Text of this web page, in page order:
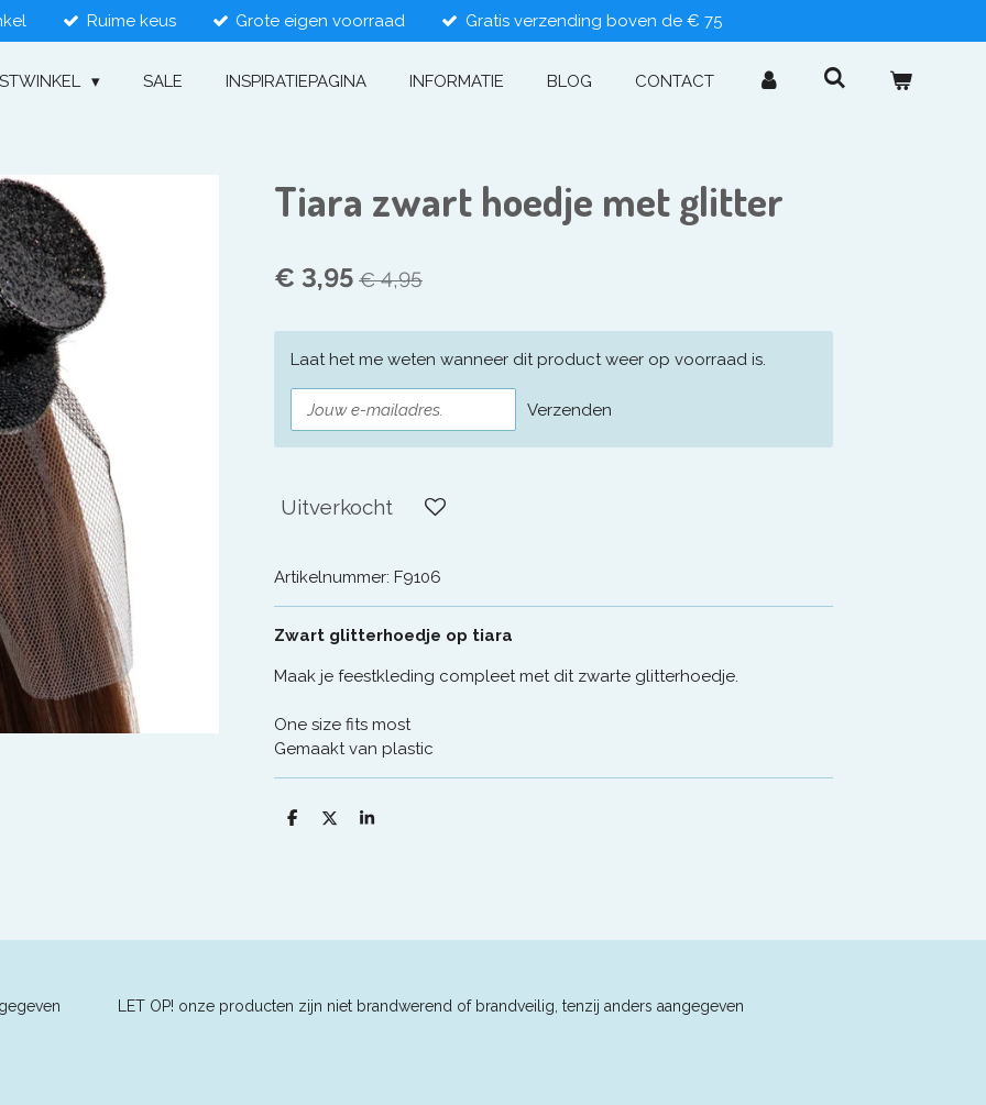
Ruime keus Grote eigen voorraad Gratis verzending boven de € 75
SALE INSPIRATIEPAGINA INFORMATIE BLOG CONTACT
Tiara zwart hoedje met glitter
€ 3,95 € 4,95
Laat het me weten wanneer dit product weer op voorraad is.
Verzenden
Uitverkocht
Artikelnummer: F9106
Zwart glitterhoedje op tiara
Maak je feestkleding compleet met dit zwarte glitterhoedje.
One size fits most
Gemaakt van plastic
D
D
S
aangegeven L ET OP! onze producten zijn niet brandwerend of brandveilig, tenzij anders aangegeven